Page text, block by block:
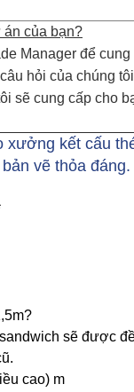
án của bạn?
Manager để cung
hỏi của chúng
sẽ cung cấp cho
xưởng kết cấu
vẽ thỏa đáng.
sẽ được
cao) m